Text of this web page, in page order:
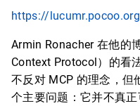
https://
Armin Ronacher 在他的
Context Protocol）的看
不反对 MCP 的理念，但
个主要问题：它并不真